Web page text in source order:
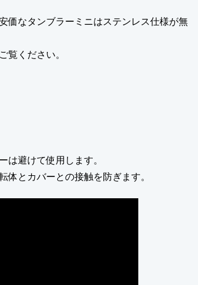
価なタンブラーミニはステンレス仕様が無
覧ください。
は避けて使用します。
とカバーとの接触を防ぎます。